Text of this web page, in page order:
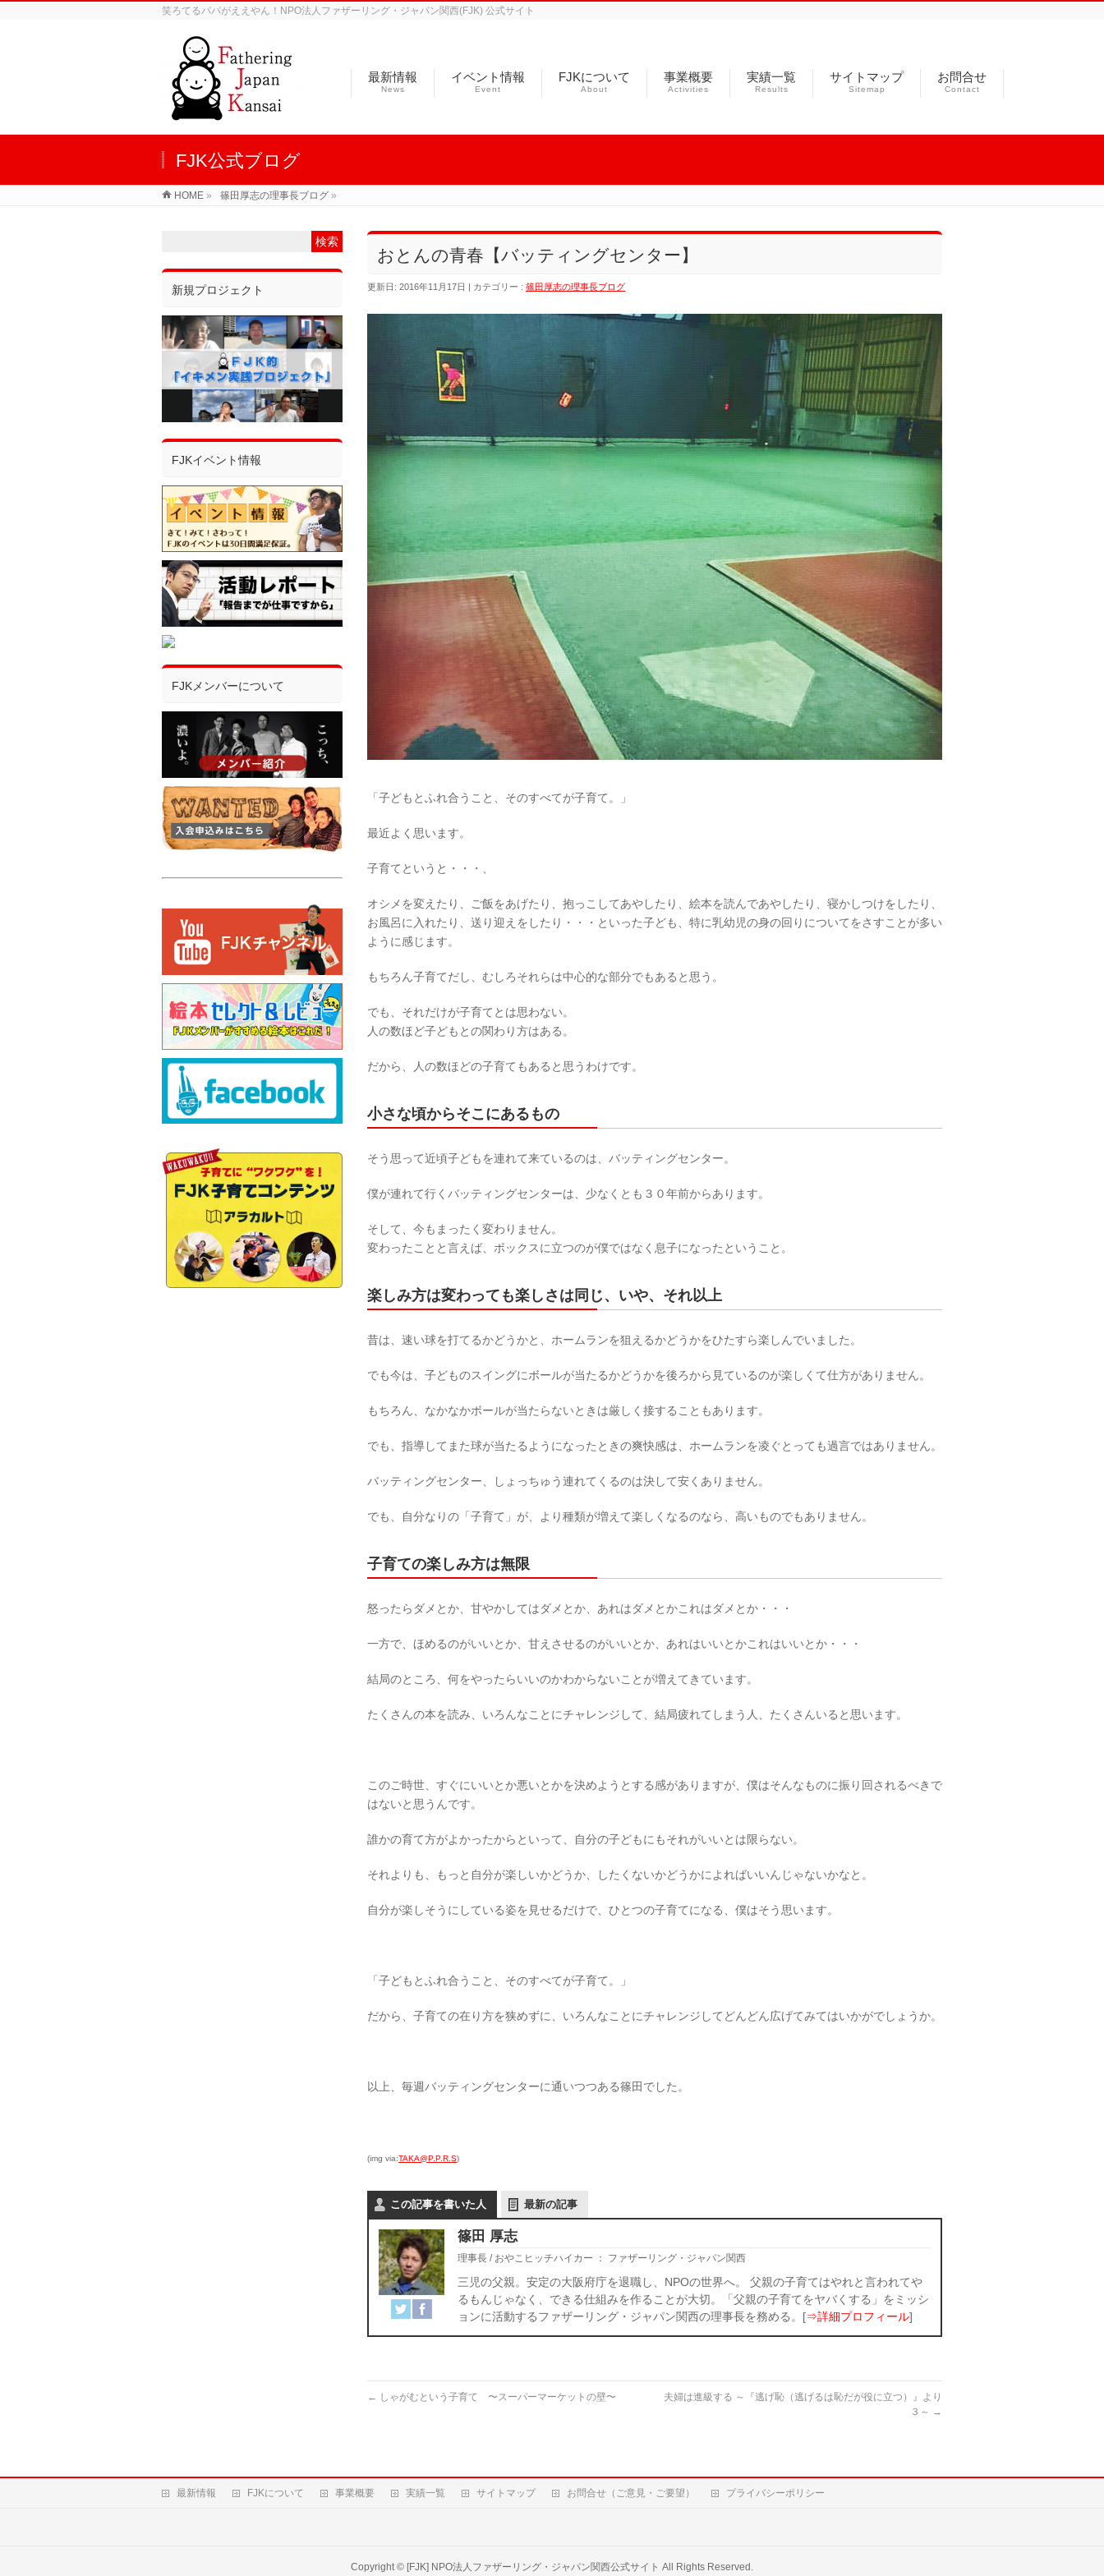
笑ろてるパパがええやん！NPO法人ファザーリング・ジャパン関西(FJK) 公式サイト
最新情報
News
イベント情報
Event
FJKについて
About
事業概要
Activities
実績一覧
Results
サイトマップ
Sitemap
お問合せ
Contact
FJK公式ブログ
HOME » 篠田厚志の理事長ブログ »
おとんの青春【バッティングセンター】
更新日: 2016年11月17日 カテゴリー : 篠田厚志の理事長ブログ
「子どもとふれ合うこと、そのすべてが子育て。」
最近よく思います。
子育てというと・・・、
オシメを変えたり、ご飯をあげたり、抱っこしてあやしたり、絵本を読んであやしたり、寝かしつけをしたり、
お風呂に入れたり、送り迎えをしたり・・・といった子ども、特に乳幼児の身の回りについてをさすことが多い
ように感じます。
もちろん子育てだし、むしろそれらは中心的な部分でもあると思う。
でも、それだけが子育てとは思わない。
人の数ほど子どもとの関わり方はある。
だから、人の数ほどの子育てもあると思うわけです。
小さな頃からそこにあるもの
そう思って近頃子どもを連れて来ているのは、バッティングセンター。
僕が連れて行くバッティングセンターは、少なくとも３０年前からあります。
そして、今もまったく変わりません。
変わったことと言えば、ボックスに立つのが僕ではなく息子になったということ。
楽しみ方は変わっても楽しさは同じ、いや、それ以上
昔は、速い球を打てるかどうかと、ホームランを狙えるかどうかをひたすら楽しんでいました。
でも今は、子どものスイングにボールが当たるかどうかを後ろから見ているのが楽しくて仕方がありません。
もちろん、なかなかボールが当たらないときは厳しく接することもあります。
でも、指導してまた球が当たるようになったときの爽快感は、ホームランを凌ぐとっても過言ではありません。
バッティングセンター、しょっちゅう連れてくるのは決して安くありません。
でも、自分なりの「子育て」が、より種類が増えて楽しくなるのなら、高いものでもありません。
子育ての楽しみ方は無限
怒ったらダメとか、甘やかしてはダメとか、あれはダメとかこれはダメとか・・・
一方で、ほめるのがいいとか、甘えさせるのがいいとか、あれはいいとかこれはいいとか・・・
結局のところ、何をやったらいいのかわからないことが増えてきています。
たくさんの本を読み、いろんなことにチャレンジして、結局疲れてしまう人、たくさんいると思います。
このご時世、すぐにいいとか悪いとかを決めようとする感がありますが、僕はそんなものに振り回されるべきで
はないと思うんです。
誰かの育て方がよかったからといって、自分の子どもにもそれがいいとは限らない。
それよりも、もっと自分が楽しいかどうか、したくないかどうかによればいいんじゃないかなと。
自分が楽しそうにしている姿を見せるだけで、ひとつの子育てになる、僕はそう思います。
「子どもとふれ合うこと、そのすべてが子育て。」
だから、子育ての在り方を狭めずに、いろんなことにチャレンジしてどんどん広げてみてはいかがでしょうか。
以上、毎週バッティングセンターに通いつつある篠田でした。
(img via:TAKA@P.P.R.S)
この記事を書いた人 最新の記事
篠田 厚志
理事長 / おやこヒッチハイカー ： ファザーリング・ジャパン関西
三児の父親。安定の大阪府庁を退職し、NPOの世界へ。 父親の子育てはやれと言われてや
るもんじゃなく、できる仕組みを作ることが大切。「父親の子育てをヤバくする」をミッシ
ョンに活動するファザーリング・ジャパン関西の理事長を務める。[⇒詳細プロフィール]
← しゃがむという子育て 〜スーパーマーケットの壁〜
夫婦は進級する ～『逃げ恥（逃げるは恥だが役に立つ）』より
３～ →
新規プロジェクト
FJKイベント情報
FJKメンバーについて
最新情報 FJKについて 事業概要 実績一覧 サイトマップ お問合せ（ご意見・ご要望） プライバシーポリシー
Copyright © [FJK] NPO法人ファザーリング・ジャパン関西公式サイト All Rights Reserved.